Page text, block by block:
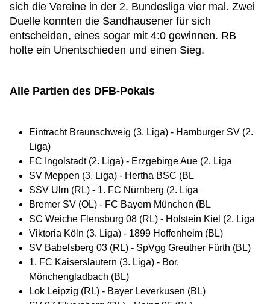
sich die Vereine in der 2. Bundesliga vier mal. Zwei
Duelle konnten die Sandhausener für sich
entscheiden, eines sogar mit 4:0 gewinnen. RB
holte ein Unentschieden und einen Sieg.
Alle Partien des DFB-Pokals
Eintracht Braunschweig (3. Liga) - Hamburger SV (2.
Liga)
FC Ingolstadt (2. Liga) - Erzgebirge Aue (2. Liga
SV Meppen (3. Liga) - Hertha BSC (BL
SSV Ulm (RL) - 1. FC Nürnberg (2. Liga
Bremer SV (OL) - FC Bayern München (BL
SC Weiche Flensburg 08 (RL) - Holstein Kiel (2. Liga
Viktoria Köln (3. Liga) - 1899 Hoffenheim (BL)
SV Babelsberg 03 (RL) - SpVgg Greuther Fürth (BL)
1. FC Kaiserslautern (3. Liga) - Bor.
Mönchengladbach (BL)
Lok Leipzig (RL) - Bayer Leverkusen (BL)